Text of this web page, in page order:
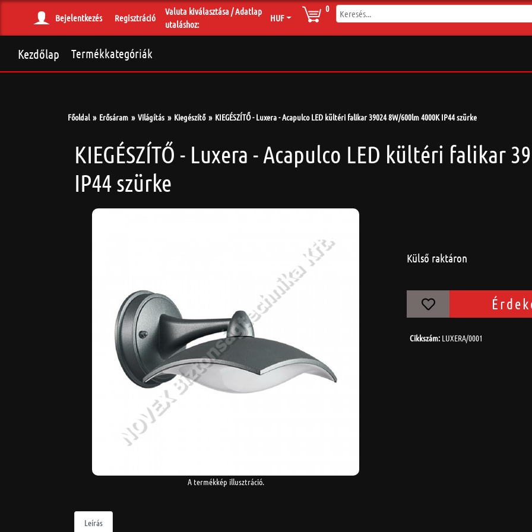
Bejelentkezés Regisztráció
Valuta kiválasztása / Adatlap
utaláshoz:
HUF
0
Termékkategóriák
Kezdőlap
Főoldal Erősáram Világítás Kiegészítő KIEGÉSZÍTŐ - Luxera - Acapulco LED kültéri falikar 39024 8W/600lm 4000K IP44 szürke
KIEGÉSZÍTŐ - Luxera - Acapulco LED kültéri falikar
IP44 szürke
A termékkép illusztráció.
Külső raktáron
Cikkszám: LUXERA/0001
Leírás